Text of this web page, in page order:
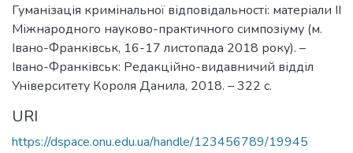
Гуманізація кримінальної відповідальності: матеріали II
Міжнародного науково-практичного симпозіуму (м.
Івано-Франківськ, 16-17 листопада 2018 року). –
Івано-Франківськ: Редакційно-видавничий відділ
Університету Короля Данила, 2018. – 322 с.
URI
https://dspace.onu.edu.ua/handle/123456789/19945